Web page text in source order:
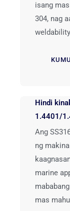
isang
304, nag
Hindi
1.4401/
Ang
ng
marine
mas